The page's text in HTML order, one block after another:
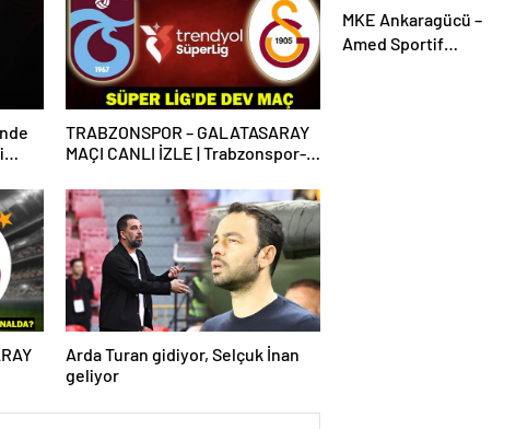
TRABZONSPOR – GALATASARAY
MAÇI CANLI İZLE | Trabzonspor-
bilgileri! Süper Lig’de dev maç!
Arda Turan gidiyor, Selçuk İnan
geliyor
MKE Ankaragücü –
Amed Sportif